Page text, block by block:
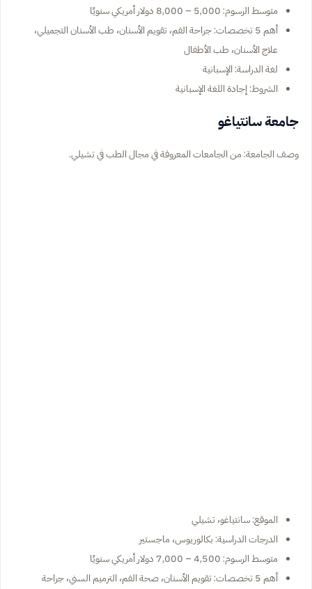
متوسط الرسوم: 5,000 – 8,000 دولار أمريكي سنويًا
أهم 5 تخصصات: جراحة الفم، تقويم الأسنان، طب الأسنان التجميلي،
علاج الأسنان، طب الأطفال
لغة الدراسة: الإسبانية
الشروط: إجادة اللغة الإسبانية
جامعة سانتياغو
وصف الجامعة: من الجامعات المعروفة في مجال الطب في تشيلي.
الموقع: سانتياغو، تشيلي
الدرجات الدراسية: بكالوريوس، ماجستير
متوسط الرسوم: 4,500 – 7,000 دولار أمريكي سنويًا
أهم 5 تخصصات: تقويم الأسنان، صحة الفم، الترميم السني، جراحة